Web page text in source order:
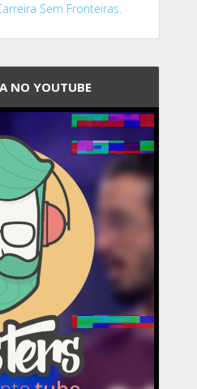
Sem Fronteiras.
NO YOUTUBE